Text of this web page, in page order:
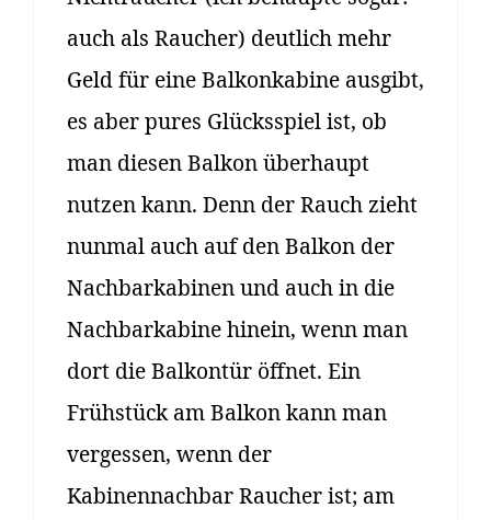
auch als Raucher) deutlich mehr
Geld für eine Balkonkabine ausgibt,
es aber pures Glücksspiel ist, ob
man diesen Balkon überhaupt
nutzen kann. Denn der Rauch zieht
nunmal auch auf den Balkon der
Nachbarkabinen und auch in die
Nachbarkabine hinein, wenn man
dort die Balkontür öffnet. Ein
Frühstück am Balkon kann man
vergessen, wenn der
Kabinennachbar Raucher ist; am